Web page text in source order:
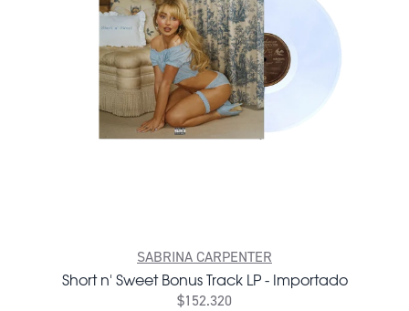
SABRINA CARPENTER
Short n' Sweet Bonus Track LP - Importado
$152.320